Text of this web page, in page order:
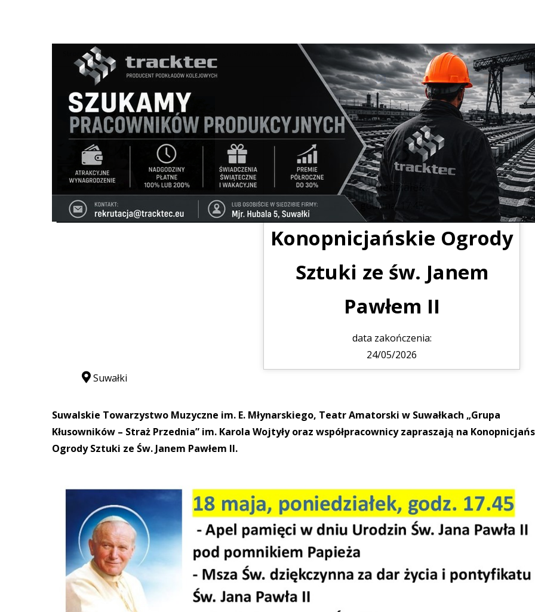
Ścieżka
nawigacyjna
Strona główna Imprezy
Konopnicjańskie Ogrody Sztuki ze św. Janem Pawłem II
FacebookPinterestTumblrReddit
Maj
18
poniedziałek
godzina:
Konopnicjańskie Ogrody
Sztuki ze św. Janem
Pawłem II
data zakończenia:
24/05/2026
Suwałki
Suwalskie Towarzystwo Muzyczne im. E. Młynarskiego, Teatr Amatorski w Suwałkach „Grupa
Kłusowników – Straż Przednia” im. Karola Wojtyły oraz współpracownicy zapraszają na
Ogrody Sztuki ze Św. Janem Pawłem II.